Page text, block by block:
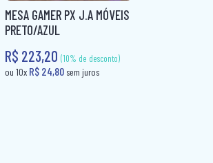
MESA GAMER PX J.A MÓVEIS
PRETO/AZUL
R$ 223,20